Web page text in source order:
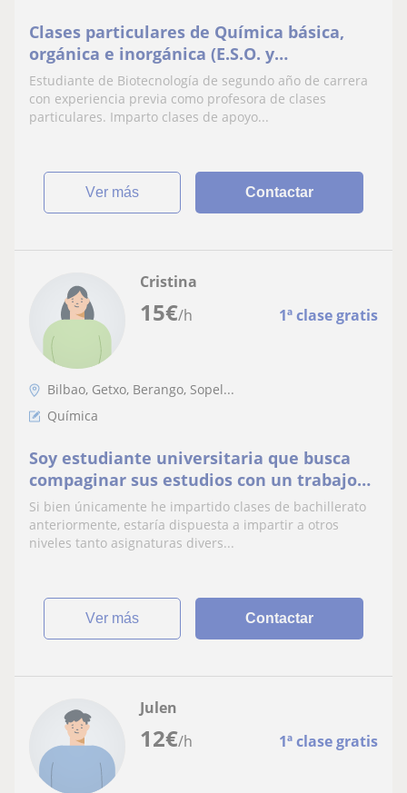
Clases particulares de Química básica,
orgánica e inorgánica (E.S.O. y
Bachillerato)
Estudiante de Biotecnología de segundo año de carrera
con experiencia previa como profesora de clases
particulares. Imparto clases de apoyo...
ver más Contactar
15€/h 1ª clase gratis
Cristina
Bilbao, Getxo, Berango, Sopel...
Química
Soy estudiante universitaria que busca
compaginar sus estudios con un trabajo
impartiendo clases ya que es una
actividad con la que disfruto mucho
Si bien únicamente he impartido clases de bachillerato
anteriormente, estaría dispuesta a impartir a otros
niveles tanto asignaturas divers...
ver más Contactar
12€/h 1ª clase gratis
Julen